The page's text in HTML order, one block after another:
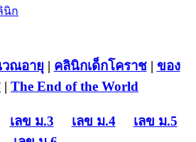
วณอายุ | คลินิกเด็กโคราช| ของ
| The End of the World
เลข ม.3 เลข ม.4
เลข ม.5